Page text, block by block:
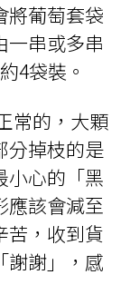
葡萄套袋
一串或多串
4袋裝。
常的，大顆
分掉枝的是
小心的「黑
應該會減至
苦，收到貨
謝謝」，感